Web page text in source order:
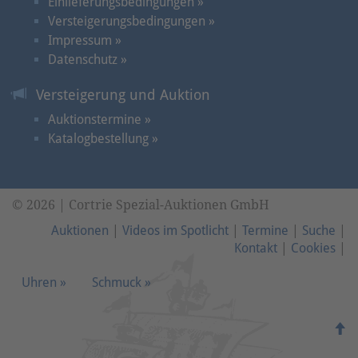
Versteigerungsbedingungen »
Impressum »
Datenschutz »
Versteigerung und Auktion
Auktionstermine »
Katalogbestellung »
© 2026 | Cortrie Spezial-Auktionen GmbH
Auktionen
Videos im Spotlicht Termine Suche
Kontakt
Cookies
Uhren » Schmuck »